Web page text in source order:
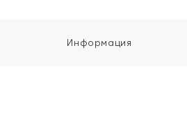
Информация